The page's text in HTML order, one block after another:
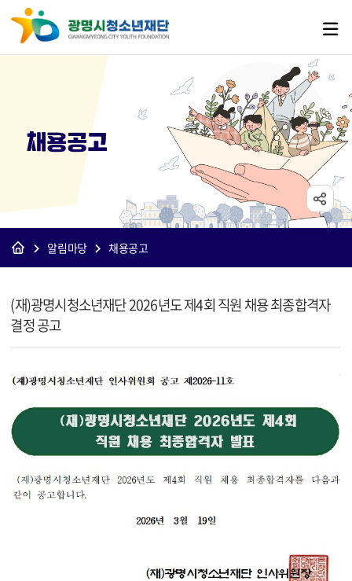
채용공고
알림마당 채용공고
(재)광명시청소년재단 2026년도 제4회 직원 채용 최종합격자
결정 공고